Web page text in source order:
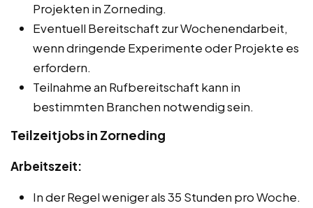
Projekten in Zorneding.
Eventuell Bereitschaft zur Wochenendarbeit,
wenn dringende Experimente oder Projekte es
erfordern.
Teilnahme an Rufbereitschaft kann in
bestimmten Branchen notwendig sein.
Teilzeitjobs in Zorneding
Arbeitszeit:
In der Regel weniger als 35 Stunden pro Woche.